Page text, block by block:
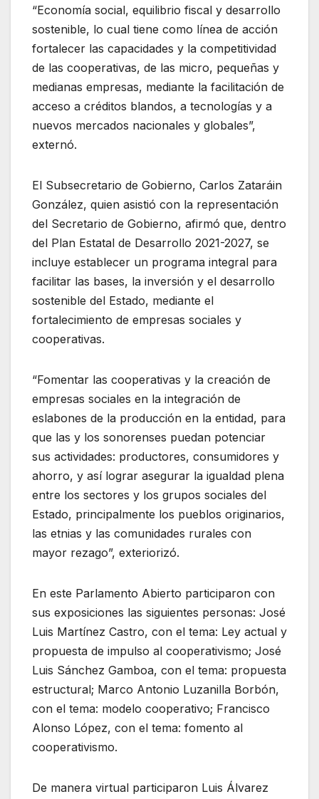
“Economía social, equilibrio fiscal y desarrollo
sostenible, lo cual tiene como línea de acción
fortalecer las capacidades y la competitividad
de las cooperativas, de las micro, pequeñas y
medianas empresas, mediante la facilitación de
acceso a créditos blandos, a tecnologías y a
nuevos mercados nacionales y globales”,
externó.
El Subsecretario de Gobierno, Carlos Zataráin
González, quien asistió con la representación
del Secretario de Gobierno, afirmó que, dentro
del Plan Estatal de Desarrollo 2021-2027, se
incluye establecer un programa integral para
facilitar las bases, la inversión y el desarrollo
sostenible del Estado, mediante el
fortalecimiento de empresas sociales y
cooperativas.
“Fomentar las cooperativas y la creación de
empresas sociales en la integración de
eslabones de la producción en la entidad, para
que las y los sonorenses puedan potenciar
sus actividades: productores, consumidores y
ahorro, y así lograr asegurar la igualdad plena
entre los sectores y los grupos sociales del
Estado, principalmente los pueblos originarios,
las etnias y las comunidades rurales con
mayor rezago”, exteriorizó.
En este Parlamento Abierto participaron con
sus exposiciones las siguientes personas: José
Luis Martínez Castro, con el tema: Ley actual y
propuesta de impulso al cooperativismo; José
Luis Sánchez Gamboa, con el tema: propuesta
estructural; Marco Antonio Luzanilla Borbón,
con el tema: modelo cooperativo; Francisco
Alonso López, con el tema: fomento al
cooperativismo.
De manera virtual participaron Luis Álvarez